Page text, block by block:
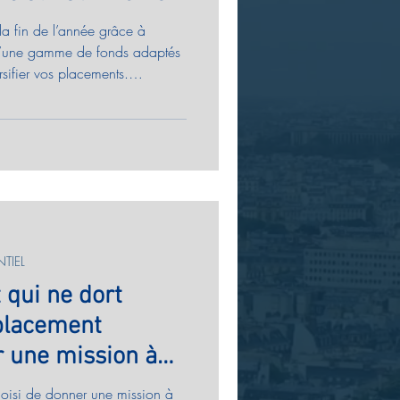
fin de l’année grâce à
gamme de fonds adaptés
vos placements.
la meilleure stratégie et
avant le 31
qui ne dort
une mission à
de donner une mission à